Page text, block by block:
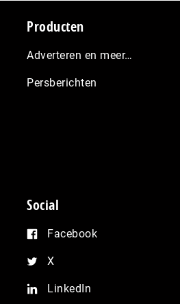
Producten
Adverteren en meer…
Persberichten
Social
Facebook
X
LinkedIn